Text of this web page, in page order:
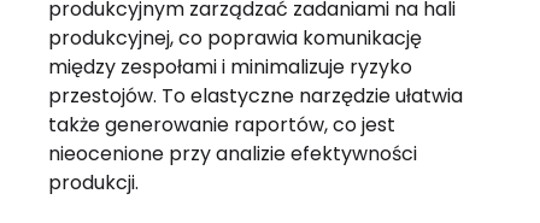
produkcyjnym zarządzać zadaniami na hali
produkcyjnej, co poprawia komunikację
między zespołami i minimalizuje ryzyko
przestojów. To elastyczne narzędzie ułatwia
także generowanie raportów, co jest
nieocenione przy analizie efektywności
produkcji.